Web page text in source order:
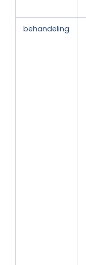
behandeling